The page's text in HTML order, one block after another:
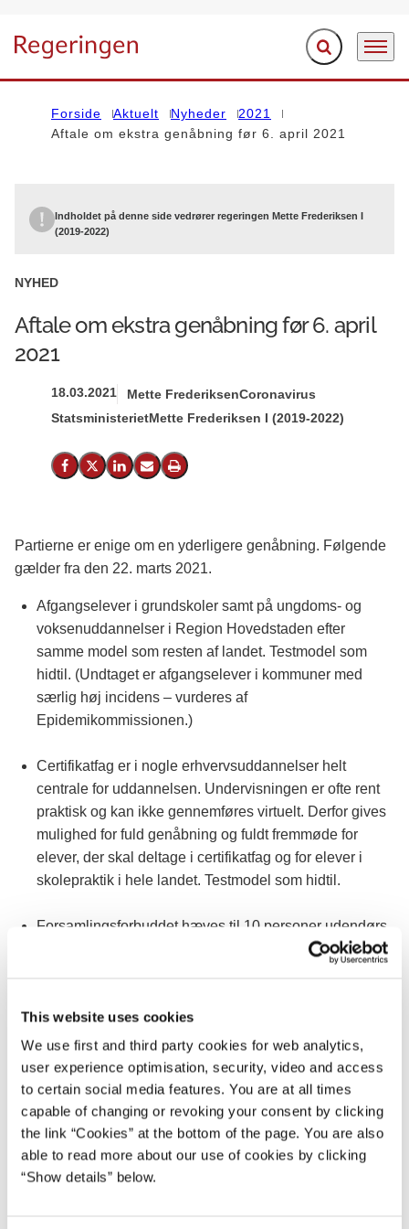
This website uses cookies
We use first and third party cookies for web analytics,
user experience optimisation, security, video and access
to certain social media features. You are at all times
capable of changing or revoking your consent by clicking
the link “Cookies” at the bottom of the page. You are also
able to read more about our use of cookies by clicking
“Show details” below.
Gå til forsiden Fold søgefelt ud
Menu
Forside Aktuelt Nyheder
2021
Aftale om ekstra genåbning før 6. april 2021
Indholdet på denne side vedrører regeringen Mette Frederiksen I
(2019-2022)
NYHED
Aftale om ekstra genåbning før 6. april
2021
18.03.2021 Mette FrederiksenCoronavirus
StatsministerietMette Frederiksen I (2019-2022)
Del på Facebook
Del på X (Twitter)
Del på LinkedIn
Send email
Print
Partierne er enige om en yderligere genåbning. Følgende
gælder fra den 22. marts 2021.
Afgangselever i grundskoler samt på ungdoms- og
voksenuddannelser i Region Hovedstaden efter
samme model som resten af landet. Testmodel som
hidtil. (Undtaget er afgangselever i kommuner med
særlig høj incidens – vurderes af
Epidemikommissionen.)
Certifikatfag er i nogle erhvervsuddannelser helt
centrale for uddannelsen. Undervisningen er ofte rent
praktisk og kan ikke gennemføres virtuelt. Derfor gives
mulighed for fuld genåbning og fuldt fremmøde for
elever, der skal deltage i certifikatfag og for elever i
skolepraktik i hele landet. Testmodel som hidtil.
Forsamlingsforbuddet hæves til 10 personer udendørs.
Det bemærkes, at sundhedsmyndighederne stadig har
Forsamlingsforbuddet hæves for udendørs idræt-,
fritids- og foreningsaktiviteter i organiseret regi fra 25 til
50 personer
Der åbnes for udendørs gudstjenester mv. med op til 50
personer. Dette ændrer ikke på de gældende regler for
indendørs gudstjenester mv.